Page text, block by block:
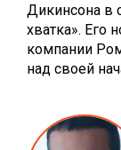
Дикинсона в
хватка». Его
компании
над своей